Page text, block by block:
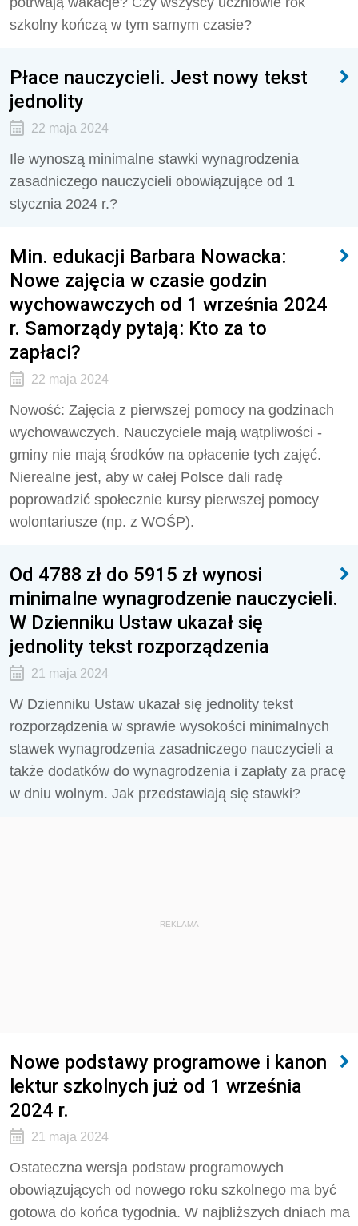
szkolny kończą w tym samym czasie?
Płace nauczycieli. Jest nowy tekst
jednolity
22 maja 2024
Ile wynoszą minimalne stawki wynagrodzenia
zasadniczego nauczycieli obowiązujące od 1
stycznia 2024 r.?
Min. edukacji Barbara Nowacka:
Nowe zajęcia w czasie godzin
wychowawczych od 1 września 2024
r. Samorządy pytają: Kto za to
zapłaci?
22 maja 2024
Nowość: Zajęcia z pierwszej pomocy na godzinach
wychowawczych. Nauczyciele mają wątpliwości -
gminy nie mają środków na opłacenie tych zajęć.
Nierealne jest, aby w całej Polsce dali radę
poprowadzić społecznie kursy pierwszej pomocy
wolontariusze (np. z WOŚP).
Od 4788 zł do 5915 zł wynosi
minimalne wynagrodzenie nauczycieli.
W Dzienniku Ustaw ukazał się
jednolity tekst rozporządzenia
21 maja 2024
W Dzienniku Ustaw ukazał się jednolity tekst
rozporządzenia w sprawie wysokości minimalnych
stawek wynagrodzenia zasadniczego nauczycieli a
także dodatków do wynagrodzenia i zapłaty za pracę
w dniu wolnym. Jak przedstawiają się stawki?
REKLAMA
Nowe podstawy programowe i kanon
lektur szkolnych już od 1 września
2024 r.
21 maja 2024
Ostateczna wersja podstaw programowych
obowiązujących od nowego roku szkolnego ma być
gotowa do końca tygodnia. W najbliższych dniach ma